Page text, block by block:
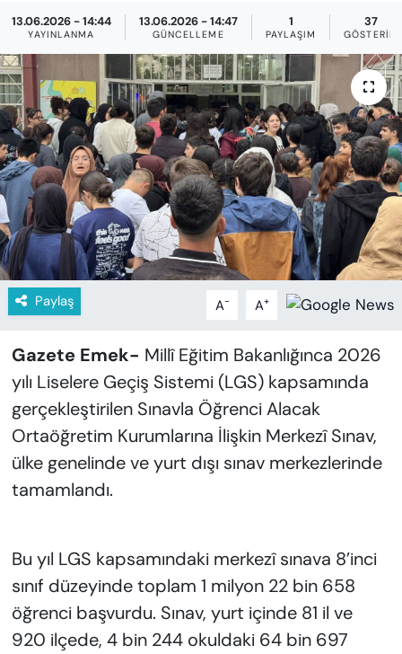
13.06.2026 - 14:44
YAYINLANMA
13.06.2026 - 14:47
GÜNCELLEME
1
PAYLAŞIM
37
GÖSTERIM
Paylaş A- A+
Gazete Emek- Millî Eğitim Bakanlığınca 2026
yılı Liselere Geçiş Sistemi (LGS) kapsamında
gerçekleştirilen Sınavla Öğrenci Alacak
Ortaöğretim Kurumlarına İlişkin Merkezî Sınav,
ülke genelinde ve yurt dışı sınav merkezlerinde
tamamlandı.
Bu yıl LGS kapsamındaki merkezî sınava 8’inci
sınıf düzeyinde toplam 1 milyon 22 bin 658
öğrenci başvurdu. Sınav, yurt içinde 81 il ve
920 ilçede, 4 bin 244 okuldaki 64 bin 697
EĞİTİM
KADIN
SAĞLIK
SPOR
KÜLTÜR-SANAT
MAGAZİN
ÖZEL HABER
YAZAR KÖŞESİ
SİYASET
VAN VE DİYARBAKIR HABERLERİ
Son Dakika Haberleri
Haber Arşivi